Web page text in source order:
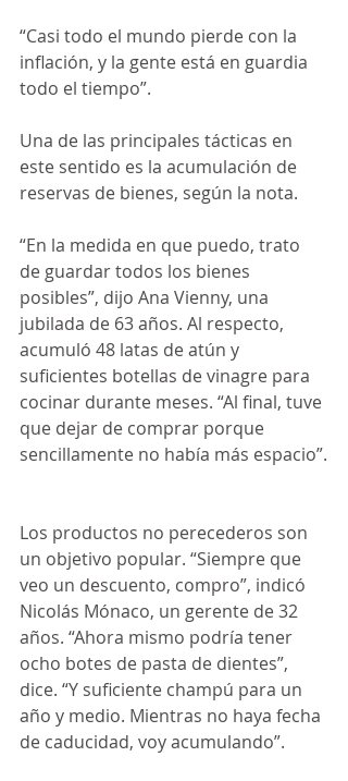
“Casi todo el mundo pierde con la
inflación, y la gente está en guardia
todo el tiempo”.
Una de las principales tácticas en
este sentido es la acumulación de
reservas de bienes, según la nota.
“En la medida en que puedo, trato
de guardar todos los bienes
posibles”, dijo Ana Vienny, una
jubilada de 63 años. Al respecto,
acumuló 48 latas de atún y
suficientes botellas de vinagre para
cocinar durante meses. “Al final, tuve
que dejar de comprar porque
sencillamente no había más espacio”.
Los productos no perecederos son
un objetivo popular. “Siempre que
veo un descuento, compro”, indicó
Nicolás Mónaco, un gerente de 32
años. “Ahora mismo podría tener
ocho botes de pasta de dientes”,
dice. “Y suficiente champú para un
año y medio. Mientras no haya fecha
de caducidad, voy acumulando”.